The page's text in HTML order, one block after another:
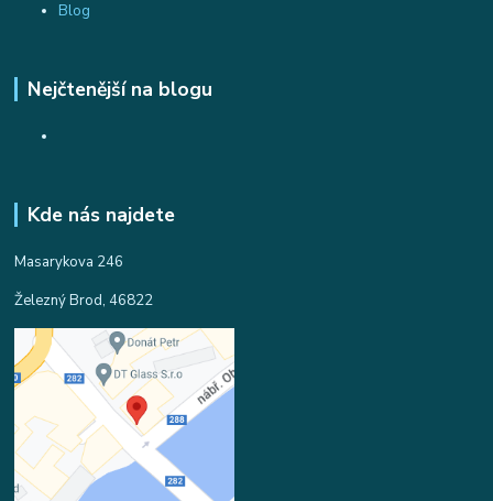
Blog
Nejčtenější na blogu
Kde nás najdete
Masarykova 246
Železný Brod, 46822